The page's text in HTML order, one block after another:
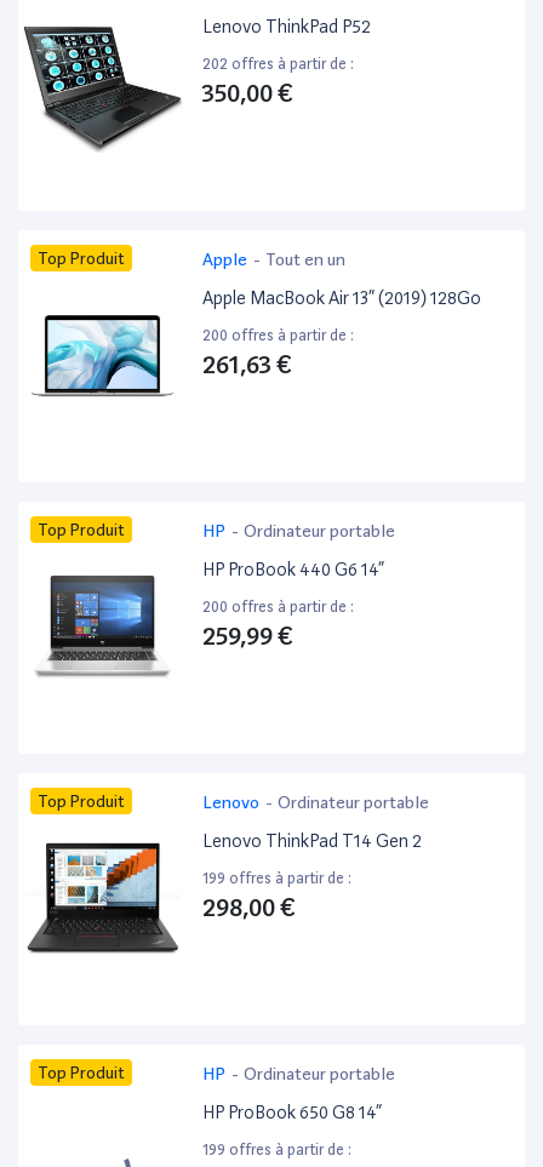
bureautique
Lenovo ThinkPad P52
202 offres à partir de :
350,00 €
Top Produit Apple - Tout en un
Apple MacBook Air 13” (2019) 128Go
200 offres à partir de :
261,63 €
Top Produit HP - Ordinateur portable
HP ProBook 440 G6 14”
200 offres à partir de :
259,99 €
Top Produit Lenovo - Ordinateur portable
Lenovo ThinkPad T14 Gen 2
199 offres à partir de :
298,00 €
Top Produit HP - Ordinateur portable
HP ProBook 650 G8 14”
199 offres à partir de :